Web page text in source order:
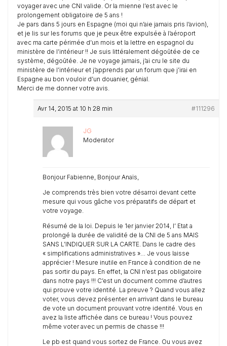
voyager avec une CNI valide. Or la mienne l’est avec le
prolongement obligatoire de 5 ans !
Je pars dans 5 jours en Espagne (moi qui n’aie jamais pris l’avion),
et je lis sur les forums que je peux être expulsée à l’aéroport
avec ma carte périmée d’un mois et la lettre en espagnol du
ministère de l’intérieur !! Je suis littéralement dégoûtée de ce
système, dégoûtée. Je ne voyage jamais, j’ai cru le site du
ministère de l’intérieur et j’apprends par un forum que j’irai en
Espagne au bon vouloir d’un douanier, génial.
Merci de me donner votre avis.
Avr 14, 2015 at 10 h 28 min #111296
JG
Moderator
Bonjour Fabienne, Bonjour Anaïs,
Je comprends très bien votre désarroi devant cette
mesure qui vous gâche vos préparatifs de départ et
votre voyage.
Résumé de la loi. Depuis le 1er janvier 2014, l’ Etat a
prolongé la durée de validité de la CNI de 5 ans MAIS
SANS L’INDIQUER SUR LA CARTE. Dans le cadre des
« simplifications administratives »… Je vous laisse
apprécier ! Mesure inutile en France à condition de ne
pas sortir du pays. En effet, la CNI n’est pas obligatoire
dans notre pays !!! C’est un document comme d’autres
qui prouve votre identité. La preuve ? Quand vous allez
voter, vous devez présenter en arrivant dans le bureau
de vote un document prouvant votre identité. Vous en
avez la liste affichée dans ce bureau ! Vous pouvez
même voter avec un permis de chasse !!!
Le pb est quand vous sortez de France. Ou vous avez